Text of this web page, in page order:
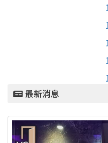
最新消息